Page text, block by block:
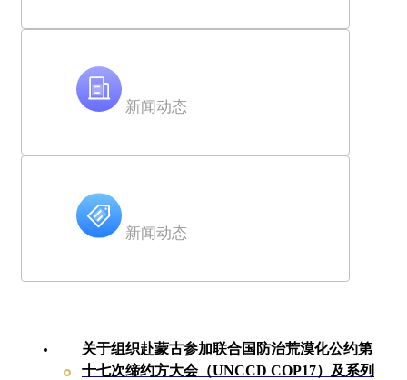
新闻动态
新闻动态
关于组织赴蒙古参加联合国防治荒漠化公约第
十七次缔约方大会（UNCCD COP17）及系列